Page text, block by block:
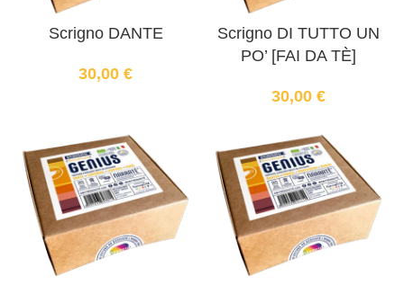
Scrigno DANTE
30,00 €
Scrigno DI TUTTO UN
PO’ [FAI DA TÈ]
30,00 €